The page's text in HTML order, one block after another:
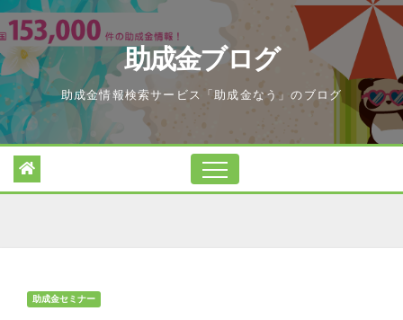
Skip
to
content
助成金ブログ
助成金情報検索サービス「助成金なう」のブログ
助成金セミナー